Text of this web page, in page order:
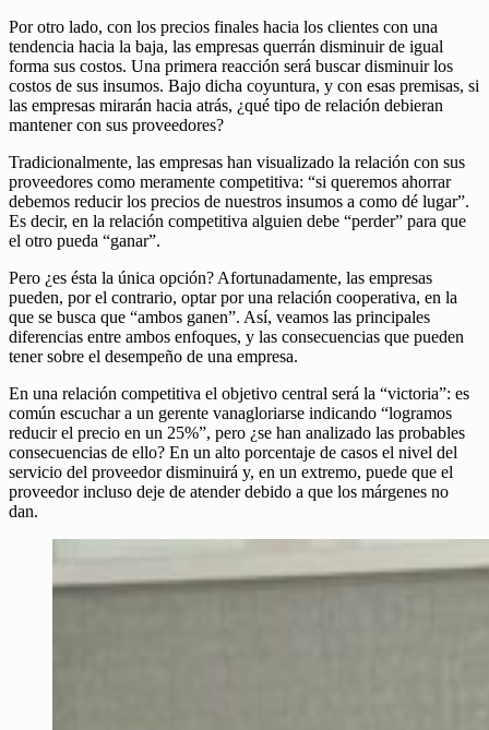
Por otro lado, con los precios finales hacia los clientes con una
tendencia hacia la baja, las empresas querrán disminuir de igual
forma sus costos. Una primera reacción será buscar disminuir los
costos de sus insumos. Bajo dicha coyuntura, y con esas premisas, si
las empresas mirarán hacia atrás, ¿qué tipo de relación debieran
mantener con sus proveedores?
Tradicionalmente, las empresas han visualizado la relación con sus
proveedores como meramente competitiva: “si queremos ahorrar
debemos reducir los precios de nuestros insumos a como dé lugar”.
Es decir, en la relación competitiva alguien debe “perder” para que
el otro pueda “ganar”.
Pero ¿es ésta la única opción? Afortunadamente, las empresas
pueden, por el contrario, optar por una relación cooperativa, en la
que se busca que “ambos ganen”. Así, veamos las principales
diferencias entre ambos enfoques, y las consecuencias que pueden
tener sobre el desempeño de una empresa.
En una relación competitiva el objetivo central será la “victoria”: es
común escuchar a un gerente vanagloriarse indicando “logramos
reducir el precio en un 25%”, pero ¿se han analizado las probables
consecuencias de ello? En un alto porcentaje de casos el nivel del
servicio del proveedor disminuirá y, en un extremo, puede que el
proveedor incluso deje de atender debido a que los márgenes no
dan.